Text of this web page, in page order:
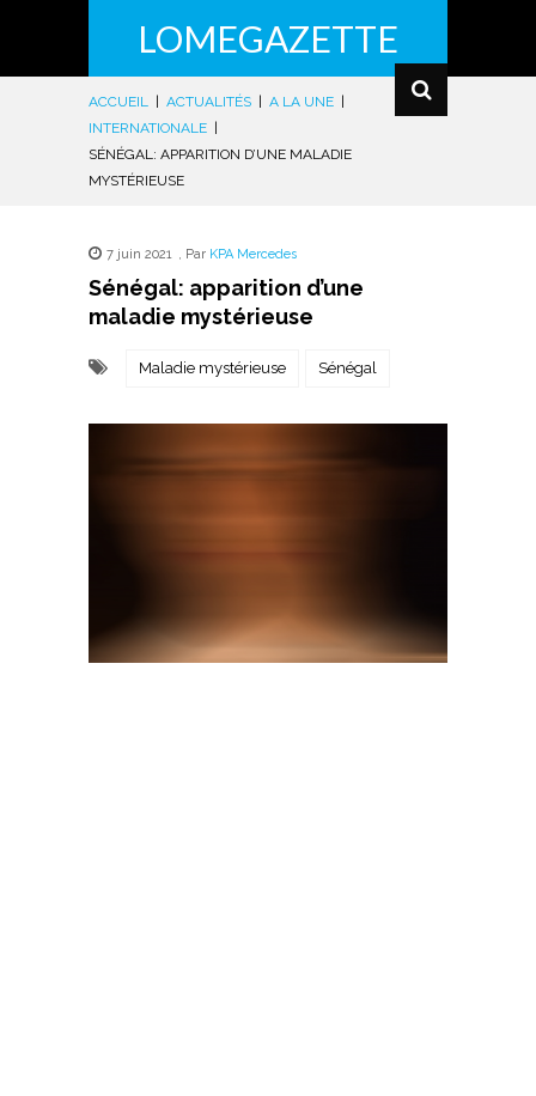
LOMEGAZETTE
ACCUEIL ACTUALITÉS A LA UNE
INTERNATIONALE
SÉNÉGAL: APPARITION D’UNE MALADIE
MYSTÉRIEUSE
7 juin 2021 , Par KPA Mercedes
Sénégal: apparition d’une
maladie mystérieuse
Maladie mystérieuse Sénégal